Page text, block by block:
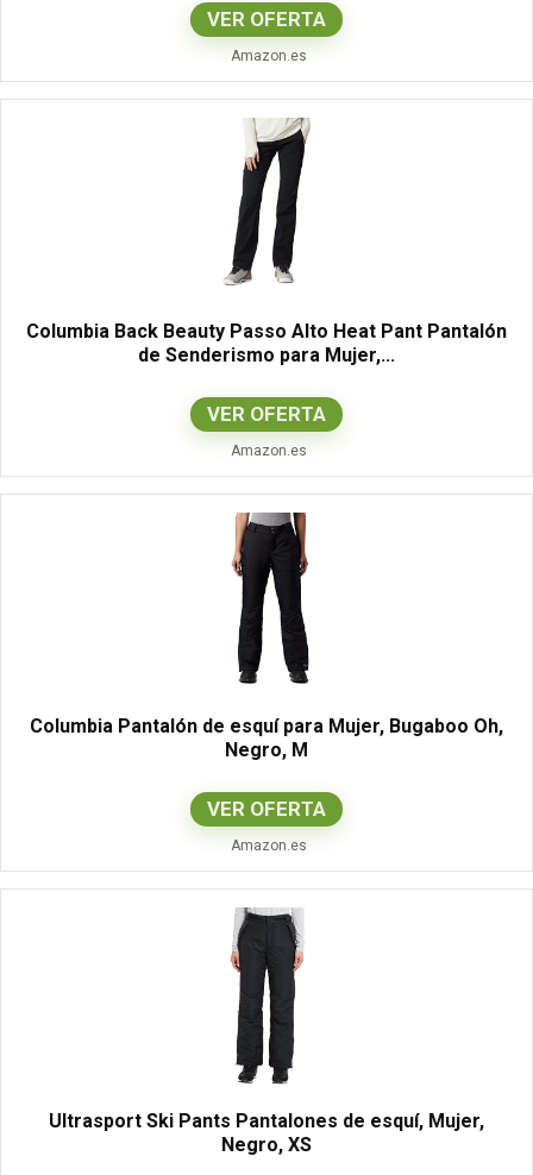
VER OFERTA
Amazon.es
Columbia Back Beauty Passo Alto Heat Pant Pantalón
de Senderismo para Mujer,...
VER OFERTA
Amazon.es
Columbia Pantalón de esquí para Mujer, Bugaboo Oh,
Negro, M
VER OFERTA
Amazon.es
Ultrasport Ski Pants Pantalones de esquí, Mujer,
Negro, XS